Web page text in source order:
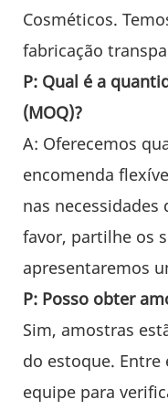
Cosméticos.
fabricação
P: Qual é a
(MOQ)?
A: Oferecemos
encomenda
nas necessidades
favor, partilhe os
apresentaremos
P: Posso obter
Sim, amostras
do estoque.
equipe para